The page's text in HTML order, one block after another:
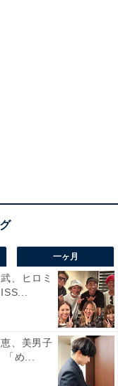
一ヶ月
、ヒロミ
、美男子
「め...